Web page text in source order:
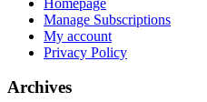
Manage Subscriptions
My account
Privacy Policy
Archives